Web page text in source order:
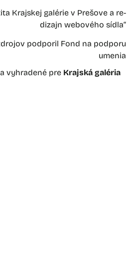
Krajskej galérie v Prešove a re-
dizajn webového sídla“
podporil Fond na podporu
umenia
vyhradené pre Krajská galéria